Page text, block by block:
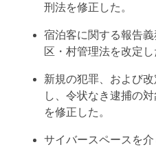
刑法を修正した。
宿泊客に関する報告義
区・村管理法を改定し
新規の犯罪、および
し、令状なき逮捕の
を修正した。
サイバースペースを